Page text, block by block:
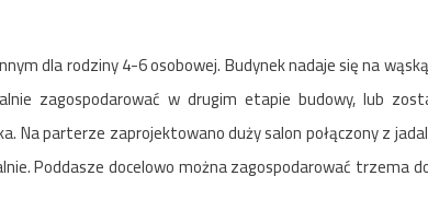
dla rodziny 4-6 osobowej. Budynek nadaje się na
zagospodarować w drugim etapie budowy, lub
Na parterze zaprojektowano duży salon połączony z
Poddasze docelowo można zagospodarować trzema